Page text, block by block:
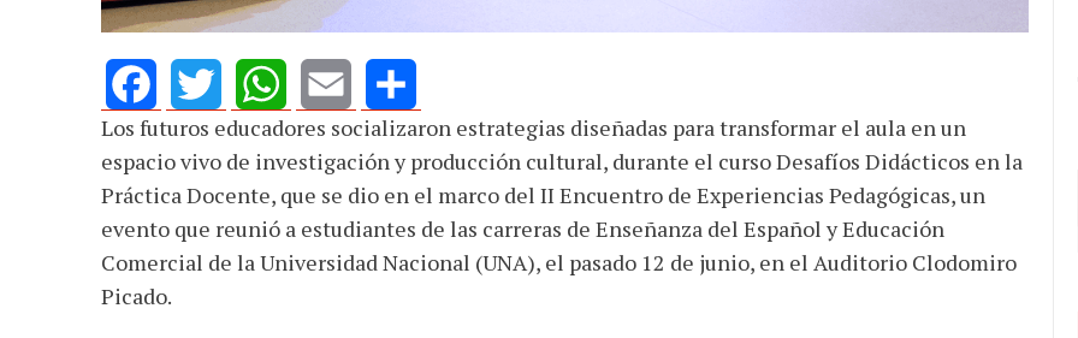
FacebookTwitterWhatsAppEmail Share
Los futuros educadores socializaron estrategias diseñadas para transformar el aula en un
espacio vivo de investigación y producción cultural, durante el curso Desafíos Didácticos en la
Práctica Docente, que se dio en el marco del II Encuentro de Experiencias Pedagógicas, un
evento que reunió a estudiantes de las carreras de Enseñanza del Español y Educación
Comercial de la Universidad Nacional (UNA), el pasado 12 de junio, en el Auditorio Clodomiro
Picado.